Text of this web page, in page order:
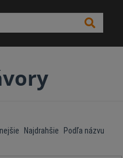
Najdrahšie Podľa názvu